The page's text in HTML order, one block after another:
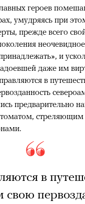
героев
умудряясь при
прежде всего
и
даже им
в
предварительно
стреляющим
в